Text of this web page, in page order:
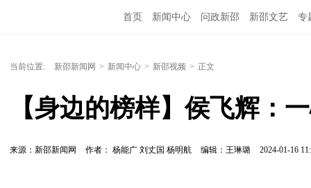
首页 新闻中心 问政新邵 新邵文艺 专
当前位置: 新邵新闻网 > 新闻中心 > 新邵视频 > 正文
【身边的榜样】侯飞辉：
来源：新邵新闻网 作者： 杨能广 刘丈国 杨明航 编辑：王琳璐 2024-01-16